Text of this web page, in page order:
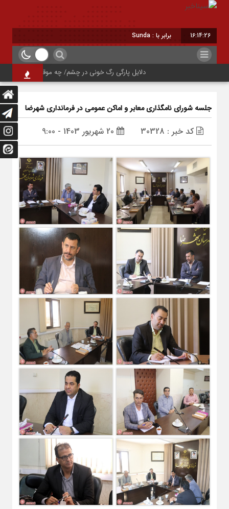
16:14:27 برابر با : Sunday - 9 August - 2026
دلایل پارگی رگ خونی در چشم/ چه موقع باید به پزشک
جلسه شورای نامگذاری معابر و اماکن عمومی در فرمانداری شهرضا
کد خبر : 30328